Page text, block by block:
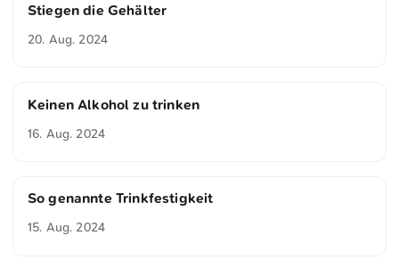
Stiegen die Gehälter
20. Aug. 2024
Keinen Alkohol zu trinken
16. Aug. 2024
So genannte Trinkfestigkeit
15. Aug. 2024